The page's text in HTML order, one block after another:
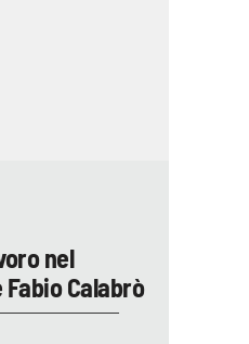
nel
Calabrò